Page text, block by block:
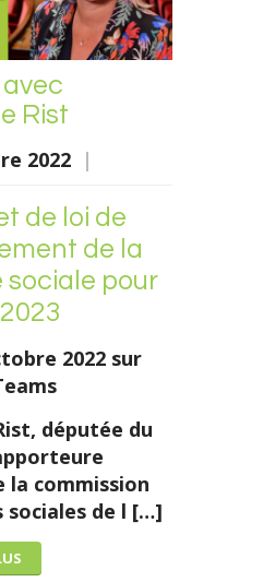
Rist
2022 |
de loi de
de la
sociale pour
2023
2022 sur
députée du
la commission
sociales de l […]